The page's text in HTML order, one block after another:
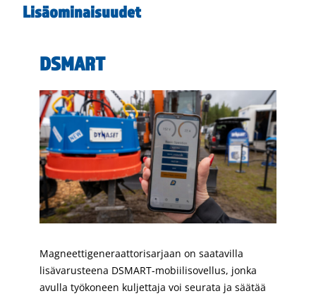
Lisäominaisuudet
DSMART
Magneettigeneraattorisarjaan on saatavilla
lisävarusteena DSMART-mobiilisovellus, jonka
avulla työkoneen kuljettaja voi seurata ja säätää